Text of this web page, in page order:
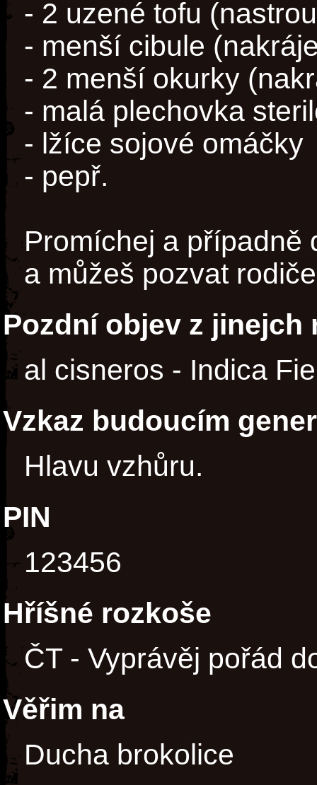
- 2 uzené tofu
- menší cibule
- 2 menší okurky
- malá plechovka
- lžíce sojové omáčky
- pepř.
Promíchej a případně
a můžeš pozvat
Pozdní objev z jinejch
al cisneros - Indica
Vzkaz budoucím
Hlavu vzhůru.
PIN
123456
Hříšné rozkoše
ČT - Vyprávěj pořád
Věřim na
Ducha brokolice